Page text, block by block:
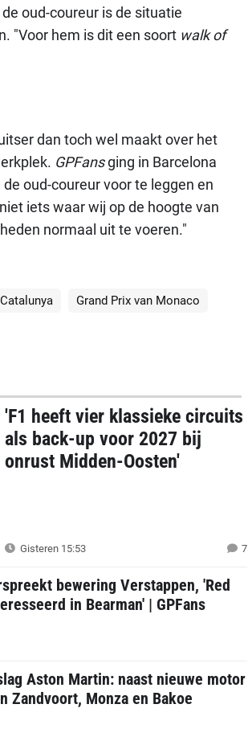
oud-coureur is de situatie
"Voor hem is dit een soort walk of
dan toch wel maakt over het
GPFansging in Barcelona
oud-coureur voor te leggen en
iets waar wij op de hoogte van
normaal uit te voeren."
Grand Prix van Monaco
'F1 heeft vier klassieke circuits
als back-up voor 2027 bij
onrust Midden-Oosten'
Gisteren 15:53 7
bewering Verstappen, 'Red
in Bearman' | GPFans
Aston Martin: naast nieuwe motor
Zandvoort, Monza en Bakoe